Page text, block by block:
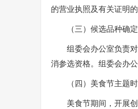
的营业执照及有关证明
（三）候选品种确定
组委会办公室负责
消参选资格。组委会办
（四）美食节主题
美食节期间，开展